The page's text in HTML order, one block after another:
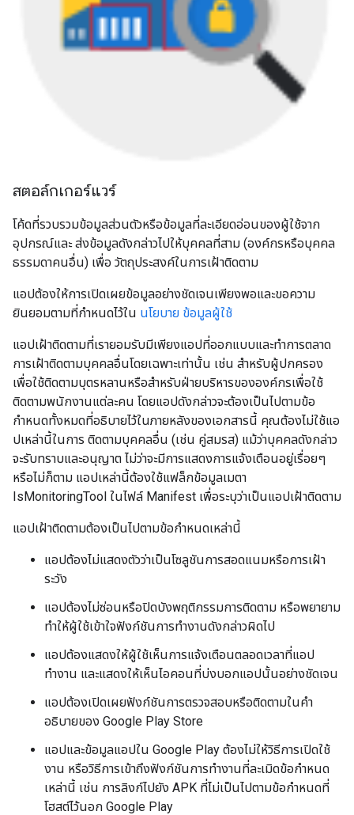
สตอล์กเกอร์แวร์
โค้ดที่รวบรวมข้อมูลส่วนตัวหรือข้อมูลที่ละเอียดอ่อนของผู้ใช้จาก
อุปกรณ์และ ส่งข้อมูลดังกล่าวไปให้บุคคลที่สาม (องค์กรหรือบุคคล
ธรรมดาคนอื่น) เพื่อ วัตถุประสงค์ในการเฝ้าติดตาม
แอปต้องให้การเปิดเผยข้อมูลอย่างชัดเจนเพียงพอและขอความ
ยินยอมตามที่กำหนดไว้ใน นโยบาย ข้อมูลผู้ใช้
แอปเฝ้าติดตามที่เรายอมรับมีเพียงแอปที่ออกแบบและทำการตลาด
การเฝ้าติดตามบุคคลอื่นโดยเฉพาะเท่านั้น เช่น สำหรับผู้ปกครอง
เพื่อใช้ติดตามบุตรหลานหรือสำหรับฝ่ายบริหารขององค์กรเพื่อใช้
ติดตามพนักงานแต่ละคน โดยแอปดังกล่าวจะต้องเป็นไปตามข้อ
กำหนดทั้งหมดที่อธิบายไว้ในภายหลังของเอกสารนี้ คุณต้องไม่ใช้แอ
ปเหล่านี้ในการ ติดตามบุคคลอื่น (เช่น คู่สมรส) แม้ว่าบุคคลดังกล่าว
จะรับทราบและอนุญาต ไม่ว่าจะมีการแสดงการแจ้งเตือนอยู่เรื่อยๆ
หรือไม่ก็ตาม แอปเหล่านี้ต้องใช้แฟล็กข้อมูลเมตา
IsMonitoringTool ในไฟล์ Manifest เพื่อระบุว่าเป็นแอปเฝ้าติดตาม
แอปเฝ้าติดตามต้องเป็นไปตามข้อกำหนดเหล่านี้
แอปต้องไม่แสดงตัวว่าเป็นโซลูชันการสอดแนมหรือการเฝ้า
ระวัง
แอปต้องไม่ซ่อนหรือปิดบังพฤติกรรมการติดตาม หรือพยายาม
ทำให้ผู้ใช้เข้าใจฟังก์ชันการทำงานดังกล่าวผิดไป
แอปต้องแสดงให้ผู้ใช้เห็นการแจ้งเตือนตลอดเวลาที่แอป
ทำงาน และแสดงให้เห็นไอคอนที่บ่งบอกแอปนั้นอย่างชัดเจน
แอปต้องเปิดเผยฟังก์ชันการตรวจสอบหรือติดตามในคำ
อธิบายของ Google Play Store
แอปและข้อมูลแอปใน Google Play ต้องไม่ให้วิธีการเปิดใช้
งาน หรือวิธีการเข้าถึงฟังก์ชันการทำงานที่ละเมิดข้อกำหนด
เหล่านี้ เช่น การลิงก์ไปยัง APK ที่ไม่เป็นไปตามข้อกำหนดที่
โฮสต์ไว้นอก Google Play